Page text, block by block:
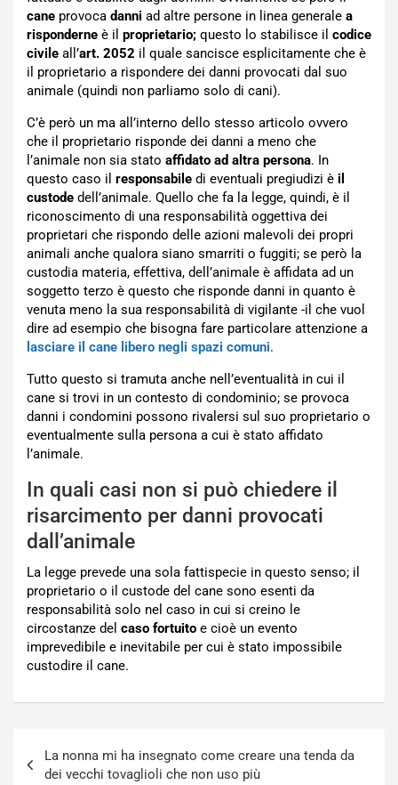
cane provoca danni ad altre persone in linea generale a
risponderne è il proprietario; questo lo stabilisce il codice
civile all’art. 2052 il quale sancisce esplicitamente che è
il proprietario a rispondere dei danni provocati dal suo
animale (quindi non parliamo solo di cani).
C’è però un ma all’interno dello stesso articolo ovvero
che il proprietario risponde dei danni a meno che
l’animale non sia stato affidato ad altra persona. In
questo caso il responsabile di eventuali pregiudizi è il
custode dell’animale. Quello che fa la legge, quindi, è il
riconoscimento di una responsabilità oggettiva dei
proprietari che rispondo delle azioni malevoli dei propri
animali anche qualora siano smarriti o fuggiti; se però la
custodia materia, effettiva, dell’animale è affidata ad un
soggetto terzo è questo che risponde danni in quanto è
venuta meno la sua responsabilità di vigilante -il che vuol
dire ad esempio che bisogna fare particolare attenzione a
lasciare il cane libero negli spazi comuni.
Tutto questo si tramuta anche nell’eventualità in cui il
cane si trovi in un contesto di condominio; se provoca
danni i condomini possono rivalersi sul suo proprietario o
eventualmente sulla persona a cui è stato affidato
l’animale.
In quali casi non si può chiedere il
risarcimento per danni provocati
dall’animale
La legge prevede una sola fattispecie in questo senso; il
proprietario o il custode del cane sono esenti da
responsabilità solo nel caso in cui si creino le
circostanze del caso fortuito e cioè un evento
imprevedibile e inevitabile per cui è stato impossibile
custodire il cane.
articoli
La nonna mi ha insegnato come creare una tenda da
dei vecchi tovaglioli che non uso più